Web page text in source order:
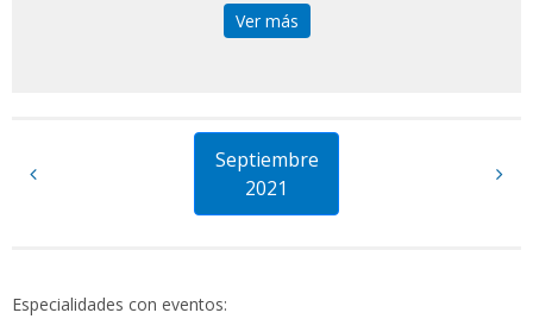
Ver más
Septiembre
2021
Especialidades con eventos: